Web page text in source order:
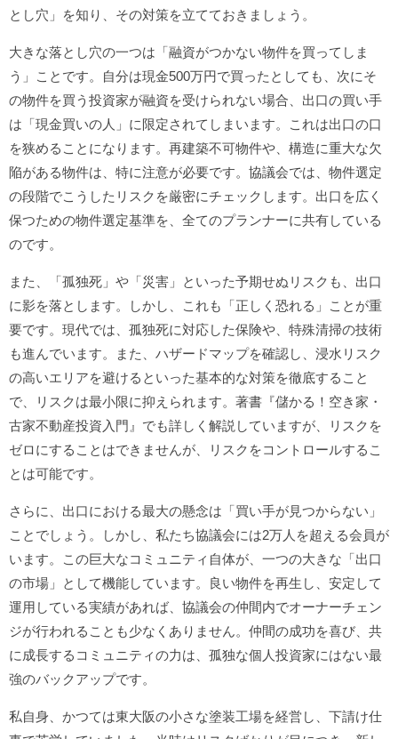
とし穴」を知り、その対策を立てておきましょう。
大きな落とし穴の一つは「融資がつかない物件を買ってしま
う」ことです。自分は現金500万円で買ったとしても、次にそ
の物件を買う投資家が融資を受けられない場合、出口の買い手
は「現金買いの人」に限定されてしまいます。これは出口の口
を狭めることになります。再建築不可物件や、構造に重大な欠
陥がある物件は、特に注意が必要です。協議会では、物件選定
の段階でこうしたリスクを厳密にチェックします。出口を広く
保つための物件選定基準を、全てのプランナーに共有している
のです。
また、「孤独死」や「災害」といった予期せぬリスクも、出口
に影を落とします。しかし、これも「正しく恐れる」ことが重
要です。現代では、孤独死に対応した保険や、特殊清掃の技術
も進んでいます。また、ハザードマップを確認し、浸水リスク
の高いエリアを避けるといった基本的な対策を徹底すること
で、リスクは最小限に抑えられます。著書『儲かる！空き家・
古家不動産投資入門』でも詳しく解説していますが、リスクを
ゼロにすることはできませんが、リスクをコントロールするこ
とは可能です。
さらに、出口における最大の懸念は「買い手が見つからない」
ことでしょう。しかし、私たち協議会には2万人を超える会員が
います。この巨大なコミュニティ自体が、一つの大きな「出口
の市場」として機能しています。良い物件を再生し、安定して
運用している実績があれば、協議会の仲間内でオーナーチェン
ジが行われることも少なくありません。仲間の成功を喜び、共
に成長するコミュニティの力は、孤独な個人投資家にはない最
強のバックアップです。
私自身、かつては東大阪の小さな塗装工場を経営し、下請け仕